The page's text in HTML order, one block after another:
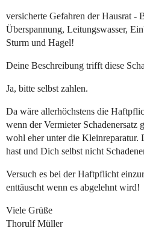
versicherte Gefahren der Hausrat -
Überspannung, Leitungswasser,
Sturm und Hagel!
Deine Beschreibung trifft diese
Ja, bitte selbst zahlen.
Da wäre allerhöchstens die
wenn der Vermieter Schadenersatz
wohl eher unter die Kleinreparatur.
hast und Dich selbst nicht
Versuch es bei der Haftpflicht
enttäuscht wenn es abgelehnt wird!
Viele Grüße
Thorulf Müller